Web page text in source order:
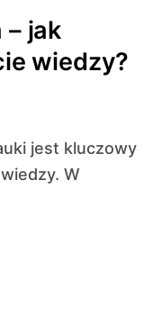
– jak
wiedzy?
W